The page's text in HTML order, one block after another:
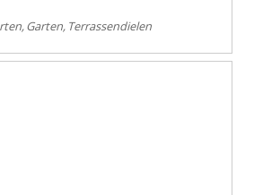
Garten Terrassendielen